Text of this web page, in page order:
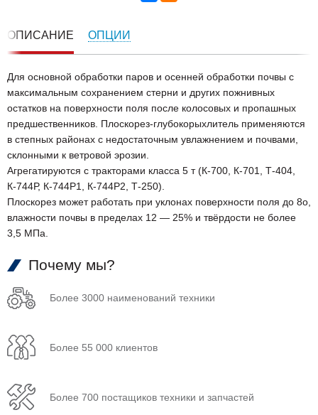
ОПИСАНИЕ ОПЦИИ
Для основной обработки паров и осенней обработки почвы с
максимальным сохранением стерни и других пожнивных
остатков на поверхности поля после колосовых и пропашных
предшественников. Плоскорез-глубокорыхлитель применяются
в степных районах с недостаточным увлажнением и почвами,
склонными к ветровой эрозии.
Агрегатируются с тракторами класса 5 т (К-700, К-701, Т-404,
К-744Р, К-744Р1, К-744Р2, Т-250).
Плоскорез может работать при уклонах поверхности поля до 8o,
влажности почвы в пределах 12 — 25% и твёрдости не более
3,5 МПа.
Почему мы?
Более 3000 наименований техники
Более 55 000 клиентов
Более 700 постащиков техники и запчастей